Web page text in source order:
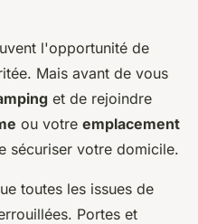
l'opportunité de
Mais avant de vous
et de rejoindre
ou votre emplacement
sécuriser votre domicile.
toutes les issues de
Portes et